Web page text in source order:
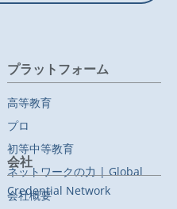
プラットフォーム
高等教育
プロ
初等中等教育
ネットワークの力 | Global
Credential Network
会社
会社概要